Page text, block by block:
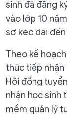
sinh đã đăng
vào lớp 10
sơ kéo dài đến
Theo kế
thúc tiếp
Hội đồng
nhận học sinh
mềm quản lý